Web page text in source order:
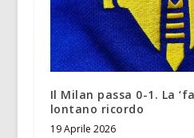
Il Milan passa 0-1. La
lontano ricordo
19 Aprile 2026